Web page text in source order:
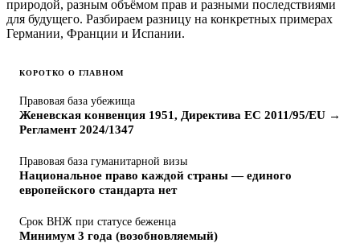
природой, разным объёмом прав и разными последствиями
для будущего. Разбираем разницу на конкретных примерах
Германии, Франции и Испании.
КОРОТКО О ГЛАВНОМ
Правовая база убежища
Женевская конвенция 1951, Директива ЕС 2011/95/EU →
Регламент 2024/1347
Правовая база гуманитарной визы
Национальное право каждой страны — единого
европейского стандарта нет
Срок ВНЖ при статусе беженца
Минимум 3 года (возобновляемый)